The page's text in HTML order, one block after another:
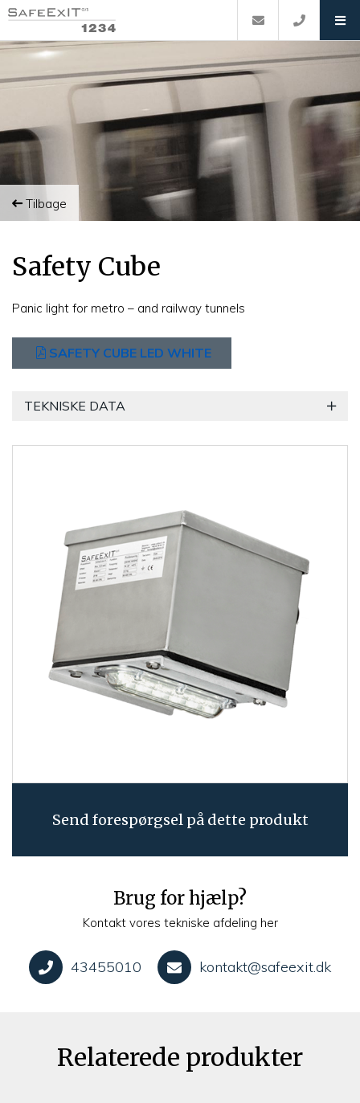
Tilbage
Safety Cube
Panic light for metro – and railway tunnels
SAFETY CUBE LED WHITE
TEKNISKE DATA
Send forespørgsel på dette produkt
Brug for hjælp?
Kontakt vores tekniske afdeling her
43455010 kontakt@safeexit.dk
Relaterede produkter